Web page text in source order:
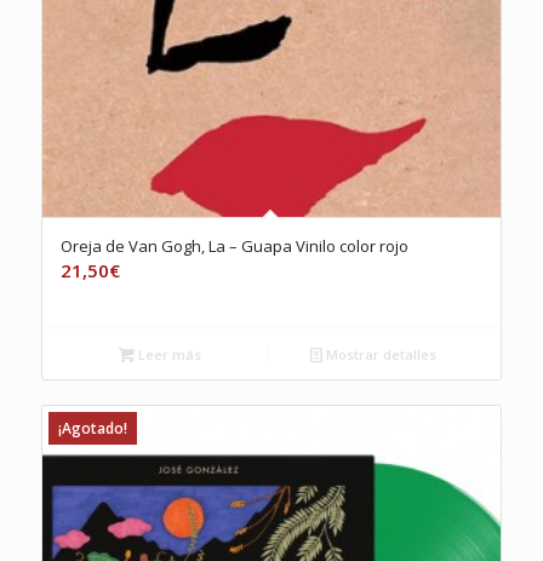
Oreja de Van Gogh, La – Guapa Vinilo color rojo
21,50€
Leer más Mostrar detalles
¡Agotado!